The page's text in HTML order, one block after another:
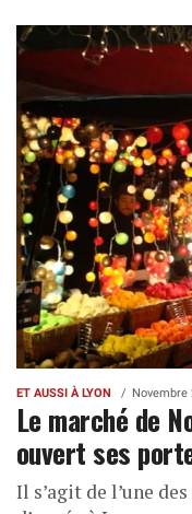
ET AUSSI À LYON Novembre
Le marché de
ouvert ses
Il s’agit de l’une